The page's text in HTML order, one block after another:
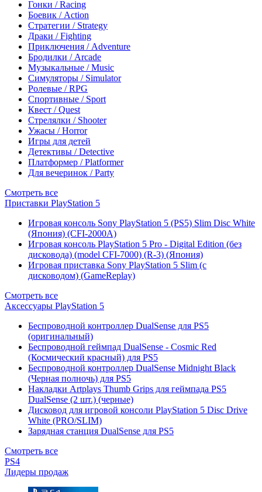
Гонки / Racing
Боевик / Action
Стратегии / Strategy
Драки / Fighting
Приключения / Adventure
Бродилки / Arcade
Музыкальные / Music
Симуляторы / Simulator
Ролевые / RPG
Спортивные / Sport
Квест / Quest
Стрелялки / Shooter
Ужасы / Horror
Игры для детей
Детективы / Detective
Платформер / Platformer
Для вечеринок / Party
Смотреть все
Приставки PlayStation 5
Игровая консоль Sony PlayStation 5 (PS5) Slim Disc White
(Япония) (CFI-2000A)
Игровая консоль PlayStation 5 Pro - Digital Edition (без
дисковода) (model CFI-7000) (R-3) (Япония)
Игровая приставка Sony PlayStation 5 Slim (с
дисководом) (GameReplay)
Смотреть все
Аксессуары PlayStation 5
Беспроводной контроллер DualSense для PS5
(оригинальный)
Беспроводной геймпад DualSense - Cosmic Red
(Космический красный) для PS5
Беспроводной контроллер DualSense Midnight Black
(Черная полночь) для PS5
Накладки Artplays Thumb Grips для геймпада PS5
DualSense (2 шт.) (черные)
Дисковод для игровой консоли PlayStation 5 Disc Drive
White (PRO/SLIM)
Зарядная станция DualSense для PS5
Смотреть все
PS4
Лидеры продаж